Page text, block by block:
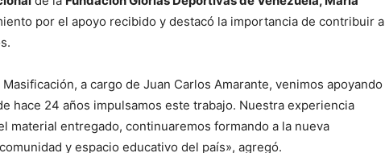
por el apoyo recibido y destacó la importancia de contribuir a
a cargo de Juan Carlos Amarante, venimos apoyando
hace 24 años impulsamos este trabajo. Nuestra experiencia
material entregado, continuaremos formando a la nueva
y espacio educativo del país», agregó.